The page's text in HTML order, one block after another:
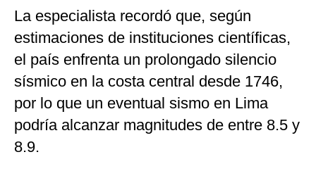
La especialista recordó que, según
estimaciones de instituciones científicas,
el país enfrenta un prolongado silencio
sísmico en la costa central desde 1746,
por lo que un eventual sismo en Lima
podría alcanzar magnitudes de entre 8.5 y
8.9.